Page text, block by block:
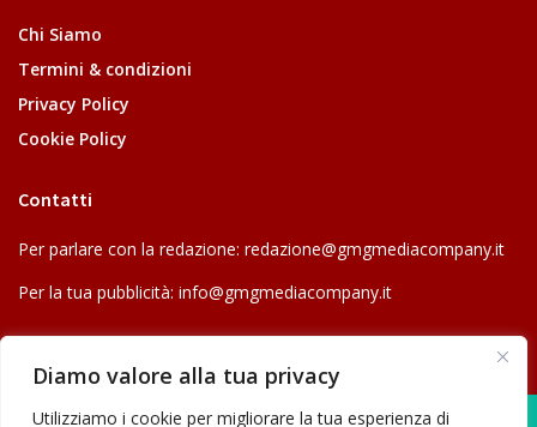
Diamo valore alla tua privacy
Utilizziamo i cookie per migliorare la tua esperienza di
Chi Siamo
Termini & condizioni
Privacy Policy
Cookie Policy
Contatti
Per parlare con la redazione: redazione@gmgmediacompany.it
Per la tua pubblicità: info@gmgmediacompany.it